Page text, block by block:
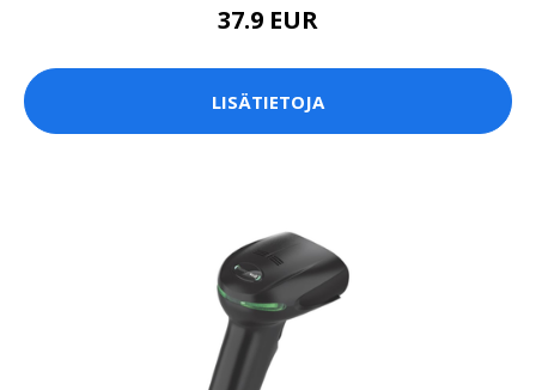
37.9 EUR
LISÄTIETOJA